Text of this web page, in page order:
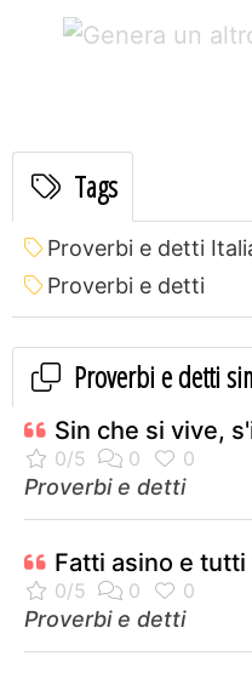
Tags
Proverbi e detti
Proverbi e detti
Proverbi e detti
Sin che si vive,
Proverbi e detti
Fatti asino e
Proverbi e detti